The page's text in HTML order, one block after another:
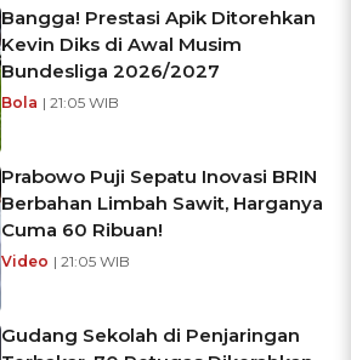
Bangga! Prestasi Apik Ditorehkan
Kevin Diks di Awal Musim
Bundesliga 2026/2027
Bola | 21:05 WIB
Prabowo Puji Sepatu Inovasi BRIN
Berbahan Limbah Sawit, Harganya
Cuma 60 Ribuan!
Video | 21:05 WIB
Gudang Sekolah di Penjaringan